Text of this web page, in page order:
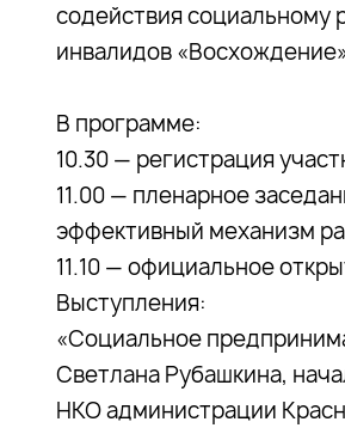
содействия социальному
инвалидов
В программе:
10.30 — регистрация
11.00 — пленарное
эффективный механизм
11.10 — официальное
Выступления:
«Социальное
Светлана Рубашкина,
НКО администрации